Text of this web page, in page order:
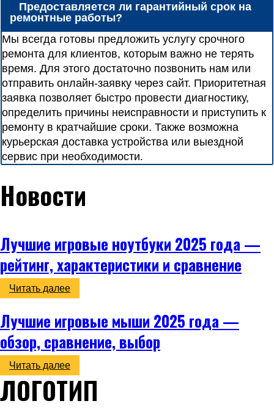
Предоставляется ли гарантийный срок на
ремонтные работы?
Мы всегда готовы предложить услугу срочного
ремонта для клиентов, которым важно не терять
время. Для этого достаточно позвонить нам или
отправить онлайн-заявку через сайт. Приоритетная
заявка позволяет быстро провести диагностику,
определить причины неисправности и приступить к
ремонту в кратчайшие сроки. Также возможна
курьерская доставка устройства или выездной
сервис при необходимости.
Новости
Лучшие игровые ноутбуки 2025 года —
рейтинг, характеристики и сравнение
Читать далее
Лучшие игровые мыши 2025 года —
обзор, сравнение, выбор
Читать далее
ЛОГОТИП